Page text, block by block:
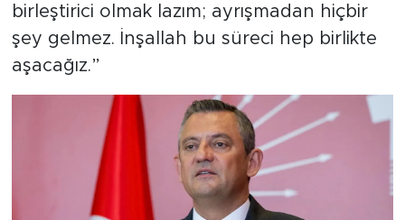
birleştirici olmak lazım; ayrışmadan hiçbir
şey gelmez. İnşallah bu süreci hep birlikte
aşacağız.”